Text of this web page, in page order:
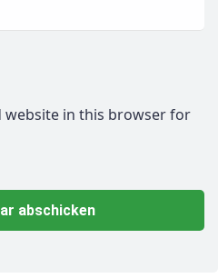
website in this browser for